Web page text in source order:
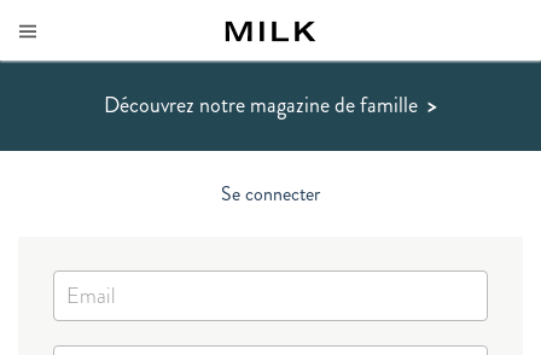
Découvrez notre magazine de famille >
Se connecter